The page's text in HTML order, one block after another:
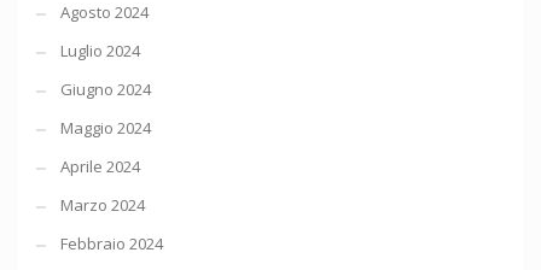
Agosto 2024
Luglio 2024
Giugno 2024
Maggio 2024
Aprile 2024
Marzo 2024
Febbraio 2024